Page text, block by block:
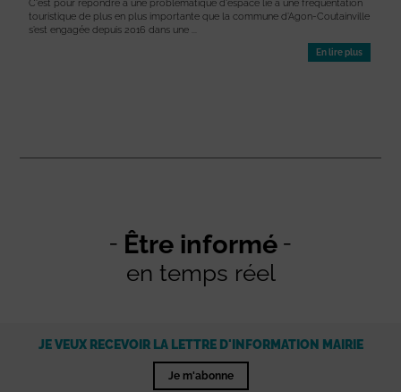
C'est pour répondre à une problématique d'espace lié à une fréquentation
touristique de plus en plus importante que la commune d’Agon-Coutainville
s’est engagée depuis 2016 dans une ...
En lire plus
Être informé
en temps réel
JE VEUX RECEVOIR LA LETTRE D'INFORMATION MAIRIE
Je m'abonne